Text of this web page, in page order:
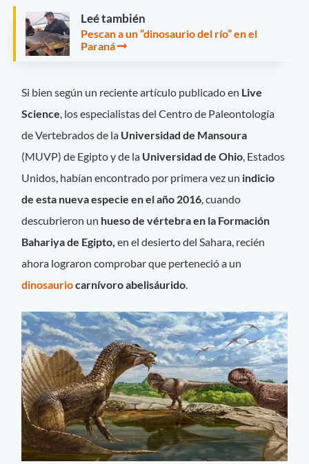
Leé también
Pescan a un “dinosaurio del río” en el
Paraná
Si bien según un reciente artículo publicado en Live
Science, los especialistas del Centro de Paleontología
de Vertebrados de la Universidad de Mansoura
(MUVP) de Egipto y de la Universidad de Ohio, Estados
Unidos, habían encontrado por primera vez un indicio
de esta nueva especie en el año 2016, cuando
descubrieron un hueso de vértebra en la Formación
Bahariya de Egipto, en el desierto del Sahara, recién
ahora lograron comprobar que perteneció a un
dinosauriocarnívoro abelisáurido.